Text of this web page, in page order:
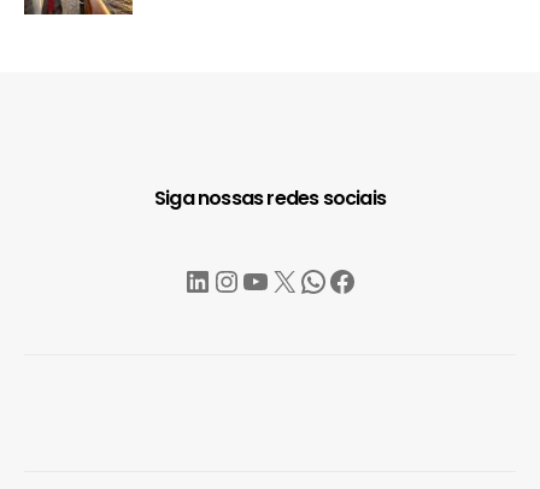
Siga nossas redes sociais
LinkedIn
Instagram
YouTube
X WhatsApp
Facebook